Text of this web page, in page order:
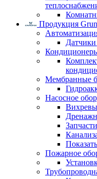
Продукция
Мембранные
Насосное
Пожарное